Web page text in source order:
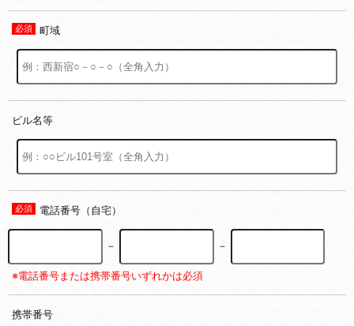
町域
ビル名等
電話番号（自宅）
－ －
※電話番号または携帯番号いずれかは必須
携帯番号